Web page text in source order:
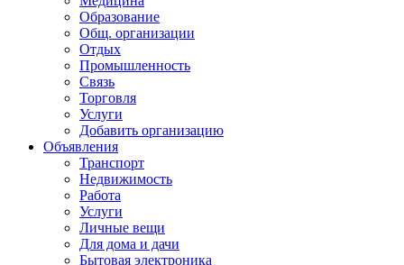
Образование
Общ. организации
Отдых
Промышленность
Связь
Торговля
Услуги
Добавить организацию
Объявления
Транспорт
Недвижимость
Работа
Услуги
Личные вещи
Для дома и дачи
Бытовая электроника